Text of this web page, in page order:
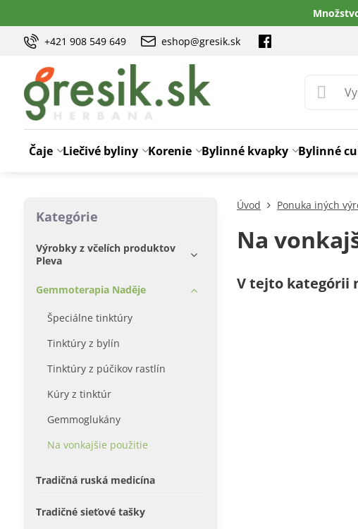
+421 908 549 649 eshop@gresik.sk
Čaje Liečivé byliny Korenie Bylinné kvapky Bylinné
Úvod Ponuka iných
Na
Kategórie
Výrobky z včelích produktov
Pleva
Gemmoterapia Naděje
Špeciálne tinktúry
Tinktúry z bylín
Tinktúry z púčikov rastlín
Kúry z tinktúr
Gemmoglukány
Na vonkajšie použitie
Tradičná ruská medicína
Tradičné sieťové tašky